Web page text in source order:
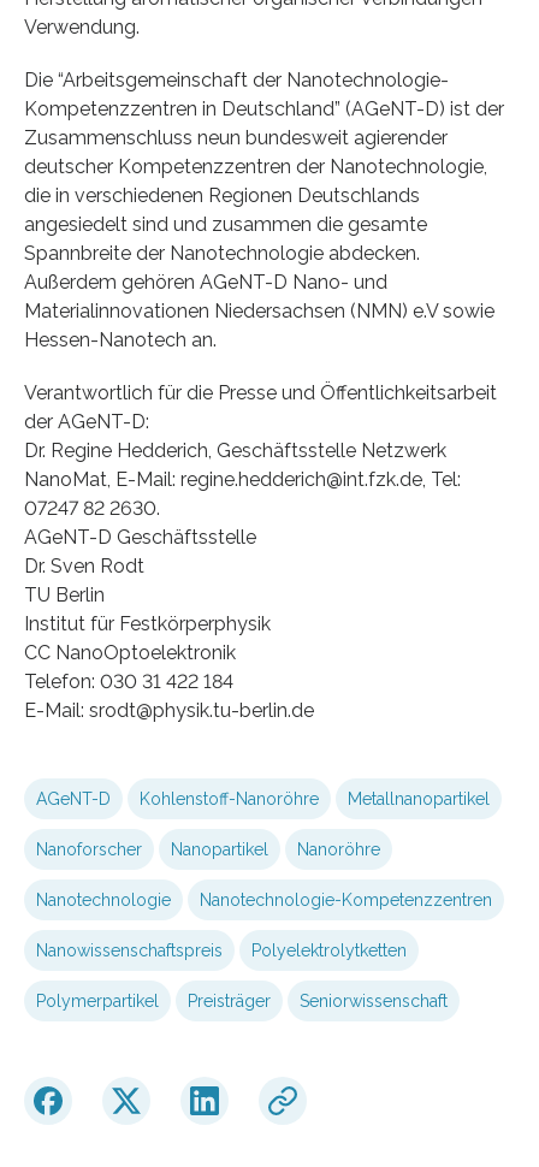
Verwendung.
Die “Arbeitsgemeinschaft der Nanotechnologie-
Kompetenzzentren in Deutschland” (AGeNT-D) ist der
Zusammenschluss neun bundesweit agierender
deutscher Kompetenzzentren der Nanotechnologie,
die in verschiedenen Regionen Deutschlands
angesiedelt sind und zusammen die gesamte
Spannbreite der Nanotechnologie abdecken.
Außerdem gehören AGeNT-D Nano- und
Materialinnovationen Niedersachsen (NMN) e.V sowie
Hessen-Nanotech an.
Verantwortlich für die Presse und Öffentlichkeitsarbeit
der AGeNT-D:
Dr. Regine Hedderich, Geschäftsstelle Netzwerk
NanoMat, E-Mail: regine.hedderich@int.fzk.de, Tel:
07247 82 2630.
AGeNT-D Geschäftsstelle
Dr. Sven Rodt
TU Berlin
Institut für Festkörperphysik
CC NanoOptoelektronik
Telefon: 030 31 422 184
E-Mail: srodt@physik.tu-berlin.de
AGeNT-D Kohlenstoff-Nanoröhre Metallnanopartikel
Nanoforscher Nanopartikel Nanoröhre
Nanotechnologie Nanotechnologie-Kompetenzzentren
Nanowissenschaftspreis Polyelektrolytketten
Polymerpartikel Preisträger Seniorwissenschaft